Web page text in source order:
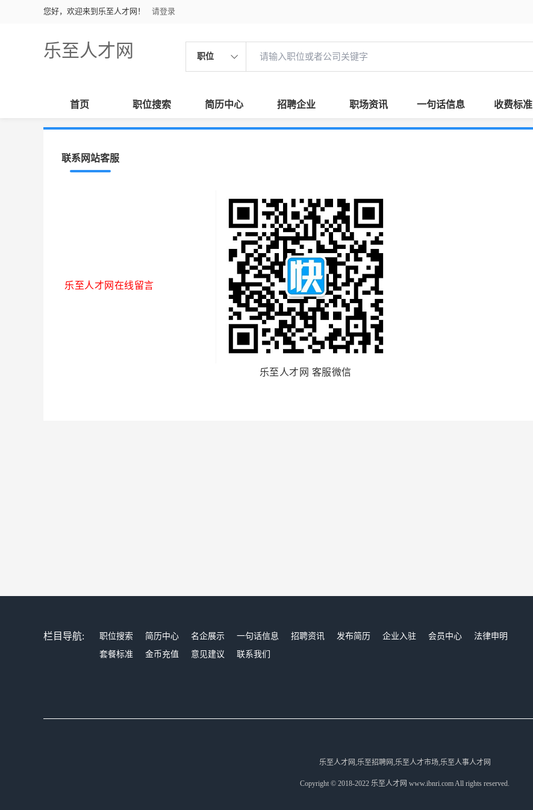
您好，欢迎来到乐至人才网！ 请登录
乐至人才网 职位
首页 职位搜索 简历中心 招聘企业 职场资讯 一句话信息 收费标准
联系网站客服
乐至人才网在线留言
乐至人才网 客服微信
栏目导航: 职位搜索 简历中心 名企展示 一句话信息 招聘资讯 发布简历 企业入驻 会员中心
法律申明
套餐标准
金币充值 意见建议 联系我们
乐至人才网,乐至招聘网,乐至人才市场,乐至人事人才网
Copyright © 2018-2022 乐至人才网 www.ibnri.com All rights reserved.